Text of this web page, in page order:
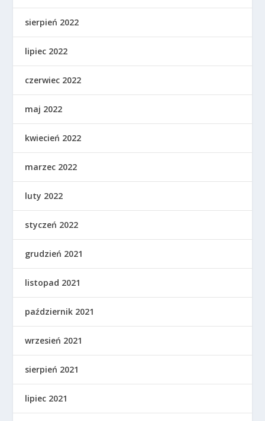
sierpień 2022
lipiec 2022
czerwiec 2022
maj 2022
kwiecień 2022
marzec 2022
luty 2022
styczeń 2022
grudzień 2021
listopad 2021
październik 2021
wrzesień 2021
sierpień 2021
lipiec 2021